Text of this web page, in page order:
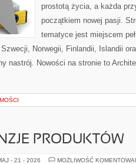
prostotą życia, a każda
początkiem nowej pasji.
tematyce jest miejscem
Norwegii, Finlandii, Islandii
nastrój. Nowości na stronie to
PRODUKTÓW
- 21 - 2026 MOŻLIWOŚĆ